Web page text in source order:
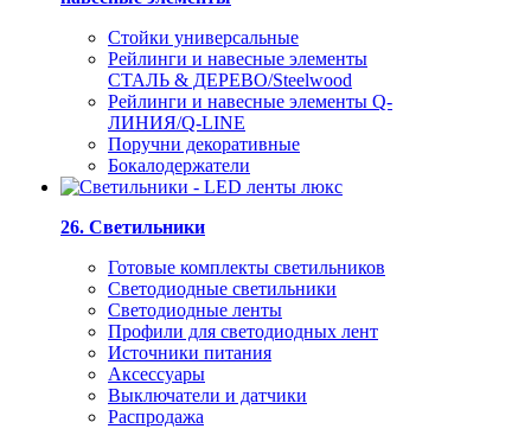
Стойки универсальные
Рейлинги и навесные элементы
СТАЛЬ & ДЕРЕВО/Steelwood
Рейлинги и навесные элементы Q-
ЛИНИЯ/Q-LINE
Поручни декоративные
Бокалодержатели
26. Светильники
Готовые комплекты светильников
Светодиодные светильники
Светодиодные ленты
Профили для светодиодных лент
Источники питания
Аксессуары
Выключатели и датчики
Распродажа